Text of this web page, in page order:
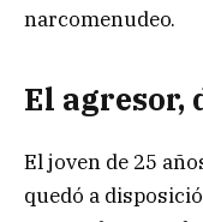
narcomenudeo.
El agresor,
El joven de 25
quedó a